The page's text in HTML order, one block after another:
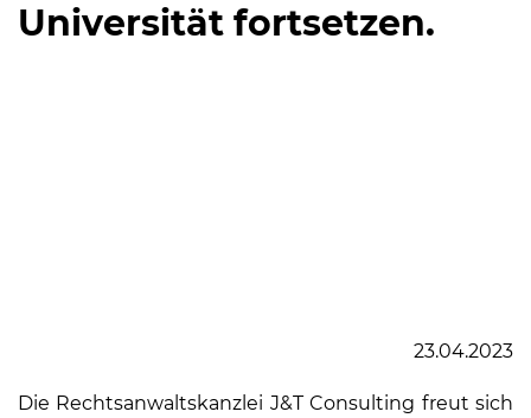
Universität fortsetzen.
23.04.2023
Die Rechtsanwaltskanzlei J&T Consulting freut sich